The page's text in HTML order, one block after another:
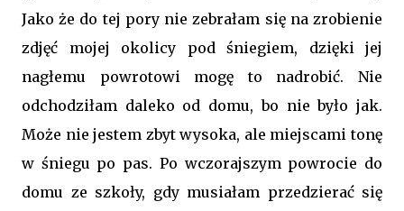
Jako że do tej pory nie zebrałam się na zrobienie
zdjęć mojej okolicy pod śniegiem, dzięki jej
nagłemu powrotowi mogę to nadrobić. Nie
odchodziłam daleko od domu, bo nie było jak.
Może nie jestem zbyt wysoka, ale miejscami tonę
w śniegu po pas. Po wczorajszym powrocie do
domu ze szkoły, gdy musiałam przedzierać się